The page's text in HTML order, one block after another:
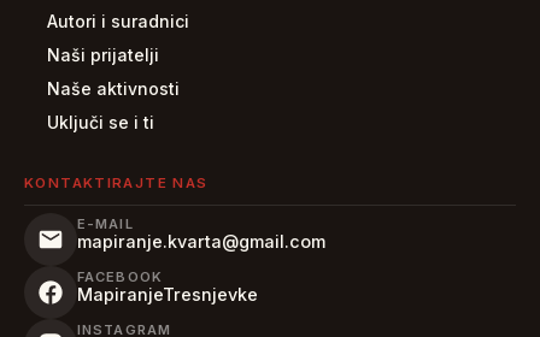
Autori i suradnici
Naši prijatelji
Naše aktivnosti
Uključi se i ti
KONTAKTIRAJTE NAS
E-MAIL
mapiranje.kvarta@gmail.com
FACEBOOK
MapiranjeTresnjevke
INSTAGRAM